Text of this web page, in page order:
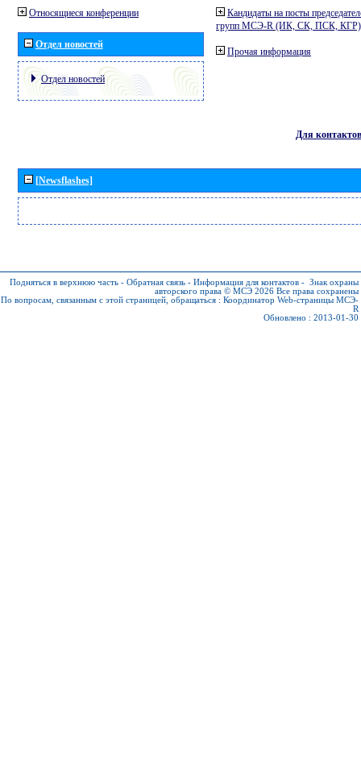
Относящиеся конференции
Отдел новостей
Отдел новостей
Кандидаты на посты
групп МСЭ-R (ИК, СК, ПСК, КГР)
Прочая информация
Для контактов
[Newsflashes]
Подняться в верхнюю часть - Обратная связь - Информация для контактов - Знак охраны
авторского права © МСЭ 2026 Все права сохранены
По вопросам, связанным с этой страницей, обращаться : Координатор Web-страницы МСЭ-
R
Обновлено : 2013-01-30